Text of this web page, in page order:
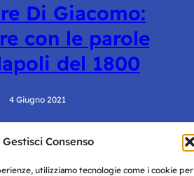
Gestisci Consenso
utilizziamo tecnologie come i cookie per
Di Giacomo:
con le parole
del 1800
4 Giugno 2021